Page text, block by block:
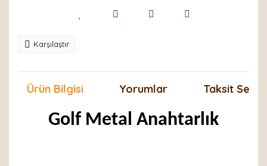
Karşılaştır
Ürün Bilgisi Yorumlar Taksit
Golf Metal Anahtarlık